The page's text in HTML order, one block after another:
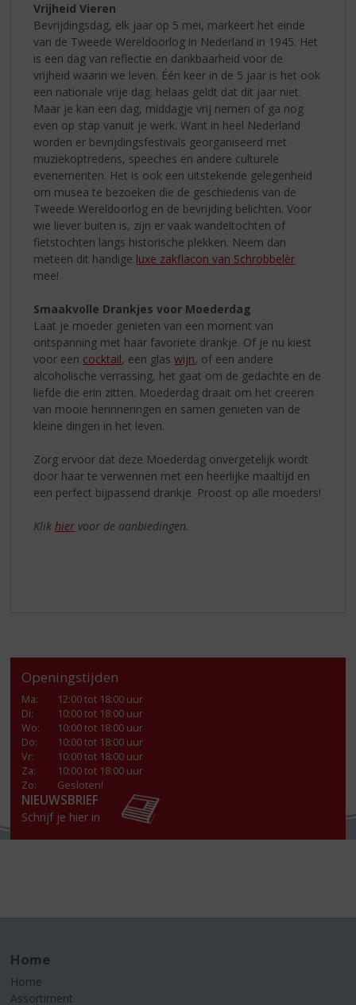
Vrijheid Vieren
Bevrijdingsdag, elk jaar op 5 mei, markeert het einde
van de Tweede Wereldoorlog in Nederland in 1945. Het
is een dag van reflectie en dankbaarheid voor de
vrijheid waarin we leven. Één keer in de 5 jaar is het ook
een nationale vrije dag. helaas geldt dat dit jaar niet.
Maar je kan een dag, middagje vrij nemen of ga nog
even op stap vanuit je werk. Want in heel Nederland
worden er bevrijdingsfestivals georganiseerd met
muziekoptredens, speeches en andere culturele
evenementen. Het is ook een uitstekende gelegenheid
om musea te bezoeken die de geschiedenis van de
Tweede Wereldoorlog en de bevrijding belichten. Voor
wie liever buiten is, zijn er vaak wandeltochten of
fietstochten langs historische plekken. Neem dan
meteen dit handige luxe zakflacon van Schrobbelèr
mee!
Smaakvolle Drankjes voor Moederdag
Laat je moeder genieten van een moment van
ontspanning met haar favoriete drankje. Of je nu kiest
voor een cocktail, een glaswijn, of een andere
alcoholische verrassing, het gaat om de gedachte en de
liefde die erin zitten. Moederdag draait om het creëren
van mooie herinneringen en samen genieten van de
kleine dingen in het leven.
Zorg ervoor dat deze Moederdag onvergetelijk wordt
door haar te verwennen met een heerlijke maaltijd en
een perfect bijpassend drankje. Proost op alle moeders!
Klikhier voor de aanbiedingen.
Openingstijden
Ma:
12:00 tot 18:00 uur
Di:
10:00 tot 18:00 uur
Wo:
10:00 tot 18:00 uur
Do:
10:00 tot 18:00 uur
Vr:
10:00 tot 18:00 uur
Za:
10:00 tot 18:00 uur
Zo:
Gesloten!
NIEUWSBRIEF
Schrijf je hier in
Home
Home
Assortiment